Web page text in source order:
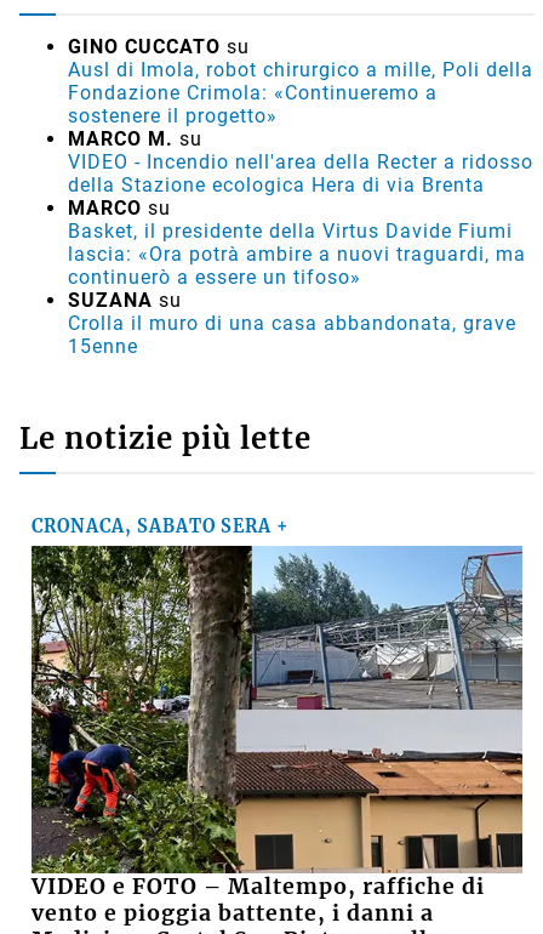
GINO CUCCATO su
Ausl di Imola, robot chirurgico a mille, Poli della
Fondazione Crimola: «Continueremo a
sostenere il progetto»
MARCO M. su
VIDEO - Incendio nell'area della Recter a ridosso
della Stazione ecologica Hera di via Brenta
MARCO su
Basket, il presidente della Virtus Davide Fiumi
lascia: «Ora potrà ambire a nuovi traguardi, ma
continuerò a essere un tifoso»
SUZANA su
Crolla il muro di una casa abbandonata, grave
15enne
Le notizie più lette
CRONACA, SABATO SERA +
VIDEO e FOTO – Maltempo, raffiche di
vento e pioggia battente, i danni a